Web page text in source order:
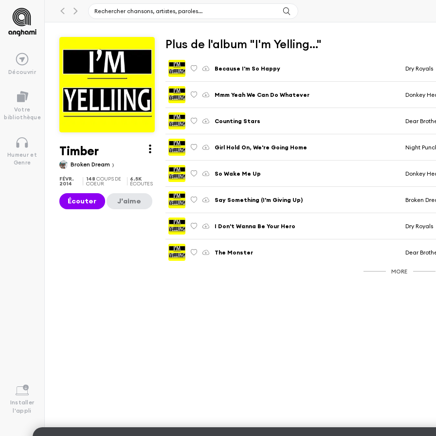
Découvrir
Votre
bibliothèque
Humeur et
Genre
Installer
l'appli
Timber
Broken Dream
FÉVR.
2014
148 COUPS DE
COEUR
6.5K
ÉCOUTES
Écouter J'aime
Plus de l'album "I'm Yelling..."
Because I'm So Happy Dry Royals
Mmm Yeah We Can Do Whatever Donkey
Counting Stars Dear
Girl Hold On, We're Going Home Night
So Wake Me Up Donkey
Say Something (I'm Giving Up) Broken
I Don't Wanna Be Your Hero Dry Royals
The Monster Dear
MORE